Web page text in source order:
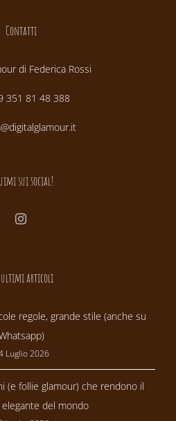
Contatti
di Federica Rossi
351 81 48 388
sui social!
ultimi articoli
regole, grande stile (anche su
Luglio 2026
(e follie glamour) che rendono il
del mondo